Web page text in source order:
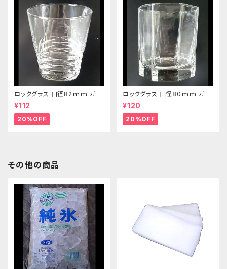
ロックグラス 口径82ｍｍ ガラ
ス製 250cc
¥112
20%OFF
ロックグラス 口径80ｍｍ ガラ
ス製 220cc
¥120
20%OFF
その他の商品